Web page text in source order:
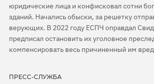
юридические лица и конфисковал сотни
зданий. Начались обыски, за решетку
верующих. В 2022 году ЕСПЧ оправдал
предписал остановить их уголовное
компенсировать весь причиненный им
ПРЕСС-СЛУЖБА